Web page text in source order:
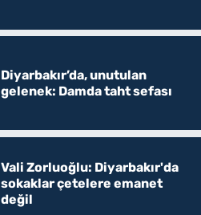
Diyarbakır’da, unutulan
gelenek: Damda taht sefası
Vali Zorluoğlu: Diyarbakır'da
sokaklar çetelere emanet
değil